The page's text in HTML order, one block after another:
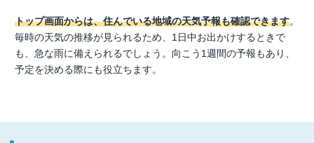
トップ画面からは、住んでいる地域の天気予報も確認できます。
毎時の天気の推移が見られるため、1日中お出かけするときで
も、急な雨に備えられるでしょう。向こう1週間の予報もあり、
予定を決める際にも役立ちます。